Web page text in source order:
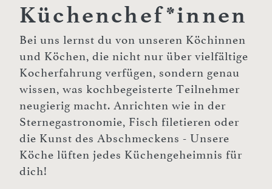
Küchenchef*innen
Bei uns lernst du von unseren Köchinnen
und Köchen, die nicht nur über vielfältige
Kocherfahrung verfügen, sondern genau
wissen, was kochbegeisterte Teilnehmer
neugierig macht. Anrichten wie in der
Sternegastronomie, Fisch filetieren oder
die Kunst des Abschmeckens - Unsere
Köche lüften jedes Küchengeheimnis für
dich!